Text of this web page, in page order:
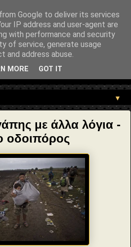
"target":
2017/02/o.ymnos.tis.agapis.html" } }
• Τέχνες • Θεολογία •
για τη μνήμη, τον άνθρωπο και το
▼
με άλλα λόγια -
οδοιπόρος
Google to deliver its services
IP address and user-agent are
with performance and security
of service, generate usage
address abuse.
MORE GOT IT